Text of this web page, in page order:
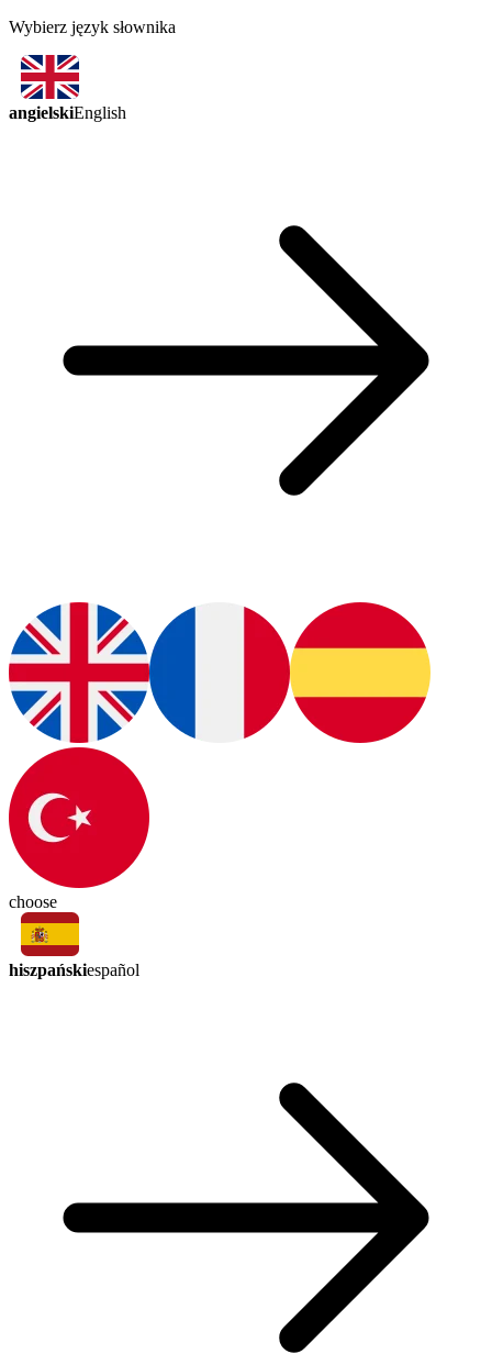
Wybierz język słownika
angielskiEnglish
choose
hiszpańskiespañol